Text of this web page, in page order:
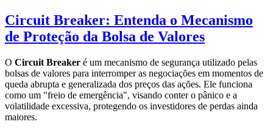
Circuit Breaker: Entenda o Mecanismo
de Proteção da Bolsa de Valores
O Circuit Breaker é um mecanismo de segurança utilizado pelas
bolsas de valores para interromper as negociações em momentos de
queda abrupta e generalizada dos preços das ações. Ele funciona
como um "freio de emergência", visando conter o pânico e a
volatilidade excessiva, protegendo os investidores de perdas ainda
maiores.